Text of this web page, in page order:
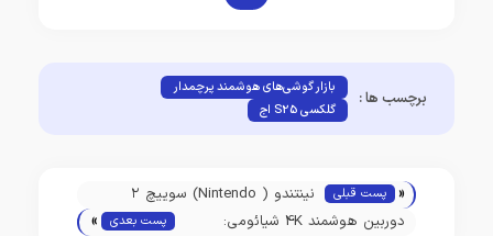
برچسب ها :
بازار گوشی‌های هوشمند پرچمدار
گلکسی S25 اج
« پست قبلی
نینتندو ( Nintendo) سوییچ ۲
معرفی شد؛ عرضه در ۱۵ خرداد
دوربین هوشمند 4K شیائومی:
پست بعدی »